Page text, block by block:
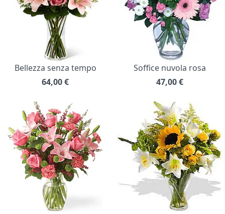
Bellezza senza tempo
64,00€
Soffice nuvola rosa
47,00€